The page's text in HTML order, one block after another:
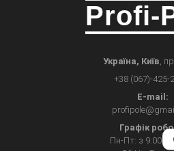
Profi-
Україна, Київ,
+38 (067)-425-
E-mail:
Графік
Пн-Пт: з 9:00